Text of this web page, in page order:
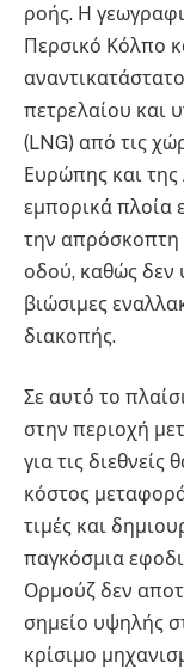
ροής. Η
Περσικό Κόλπο
πετρελαίου και
(LNG) από τις
Ευρώπης και της
εμπορικά πλοία
την απρόσκοπτη
οδού, καθώς δεν
βιώσιμες
διακοπής.
Σε αυτό το
στην περιοχή
για τις διεθνείς
κόστος
τιμές και
παγκόσμια
Ορμούζ δεν
σημείο υψηλής
κρίσιμο